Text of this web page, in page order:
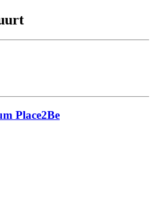
Place2Be